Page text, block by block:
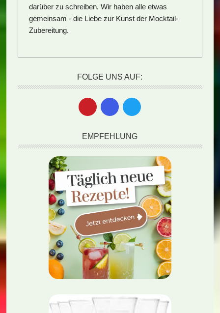
darüber zu schreiben. Wir haben alle etwas
gemeinsam - die Liebe zur Kunst der Mocktail-
Zubereitung.
FOLGE UNS AUF:
EMPFEHLUNG